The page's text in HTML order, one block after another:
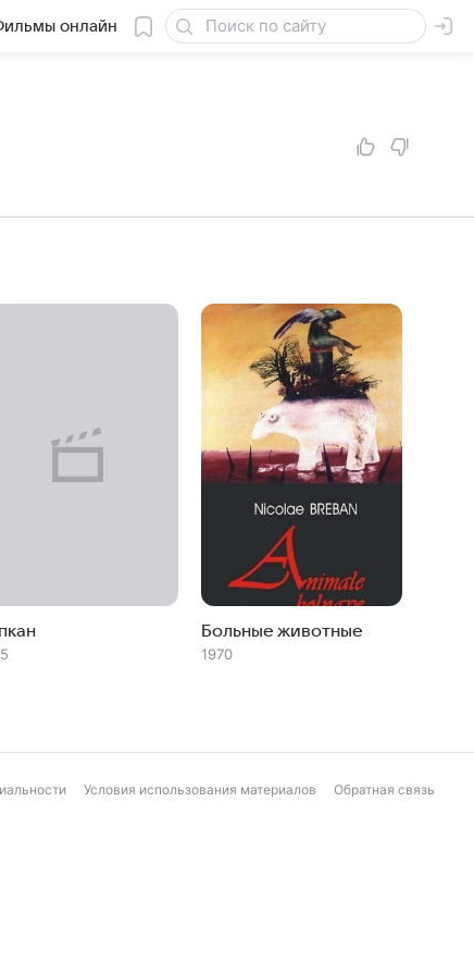
онлайн
Больные животные
1970
Условия использования материалов Обратная связь